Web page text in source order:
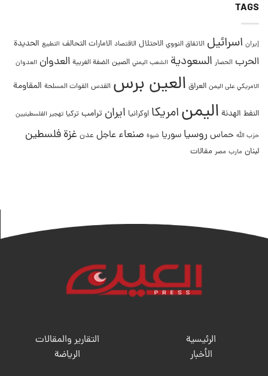
TAGS
إيران اسرائيل الاتفاق النووي الاحتلال الاقتصاد الامارات التحالف التطبيع الحديدة
الحرب الحصار السعودية الشعب اليمني الصين الضفة الغربية العدوان العدوان
الامريكي على اليمن العراق العين برس القدس القوات المسلحة المقاومة
النفط الهدنة اليمنامريكا اوكرانيا ايران ترامب تركيا تهجير الفلسطينيين
حزب الله حماس روسيا سوريا شبوة صنعاء عاجل عدن غزةفلسطين
لبنان مارب مصر مقالات
الرئيسية
الأخبار
التقارير والمقالات
الریاضة